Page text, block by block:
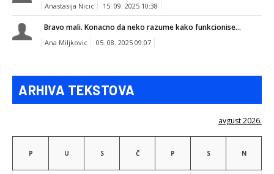
Anastasija Nicic 15. 09. 2025 10:38
Bravo mali. Konacno da neko razume kako funkcionise...
Ana Miljkovic 05. 08. 2025 09:07
ARHIVA TEKSTOVA
avgust 2026.
P U S Č P S N